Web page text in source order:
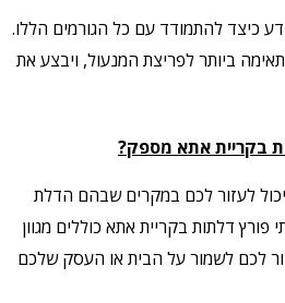
כיצד להתמודד עם כל הגורמים הללו.
ביותר לפריצת המנעול, ויבצע את
בקריית אתא מספק?
לעזור לכם במקרים שבהם הדלת
דלתות בקריית אתא כוללים מגוון
לכם לשמור על הבית או העסק שלכם